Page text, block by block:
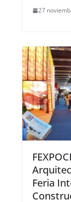
27
Feria